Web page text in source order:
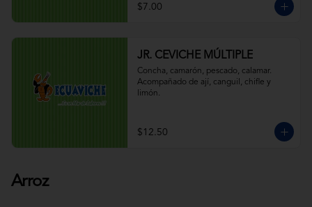
$7.00
JR. CEVICHE MÚLTIPLE
Concha, camarón, pescado, calamar.
Acompañado de ají, canguil, chifle y
limón.
$12.50
Arroz